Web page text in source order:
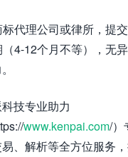
代理公司或律所，提交
4-12个月不等），无
技专业助力
www.kenpai.com/）
、解析等全方位服务